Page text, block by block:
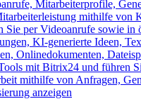
Mitarbeiterprofile,
mithilfe von
Sie per Videoanrufe sowie in
KI-generierte Ideen,
Onlinedokumenten,
mit Bitrix24 und führen
mithilfe von Anfragen,
anzeigen